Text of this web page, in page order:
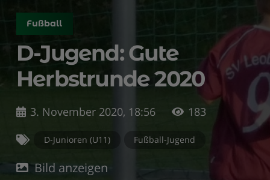
Fußball
D-Jugend: Gute
Herbstrunde 2020
3. November 2020, 18:56 183
D-Junioren (U11) Fußball-Jugend
Bild anzeigen